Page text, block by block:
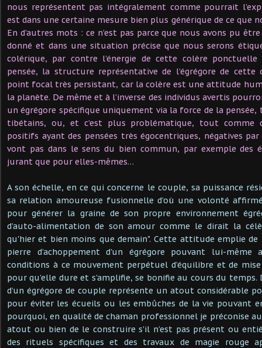
nous représentent pas intégralement comme pourrait
est dans une certaine mesure bien plus générique de ce que
En d’autres mots : ce n’est pas parce que nous avons pu
donné et dans une situation précise que nous serons
colérique, par contre l’énergie de cette colère
pensée, la structure représentative de l’égrégore de
point focal très persistant, car la colère est une attitude
la planète. De même et à l’inverse des individus avertis
un égrégore spécifique uniquement via la force de la
tibétains, ou, et c’est plus problématique, tout comme
positifs ayant des pensées très égocentriques, négatives
vont pas dans le sens du bien commun, par exemple des
jurant que pour elles-mêmes…
A son échelle, en ce qui concerne le couple, sa puissance
sa relation amoureuse fusionnelle d’où une volonté
pour générer la graine de son propre environnement
d’auto-alimentation de son amour comme le dirait la
qu'hier et bien moins que demain". Cette attitude emplie de
pierre d’achoppement d’un égrégore pouvant lui-
conditions à ce mouvement perpétuel d’équilibre et de
pour qu’elle dure et s’amplifie, se bonifie au cours du temps.
d’un égrégore de couple représente un atout considérable
pour éviter les écueils ou les embûches de la vie pouvant
pourquoi, en qualité de chaman professionnel je préconise
atout ou bien de le construire s’il n’est pas présent ou
des rituels spécifiques et des travaux de magie rouge